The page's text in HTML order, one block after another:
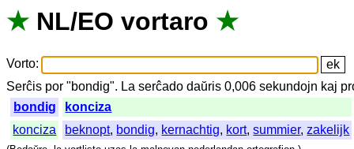
★ NL/EO vortaro ★
Vorto:
Serĉis por "bondig". La serĉado daŭris 0,006sekundojn kaj
bondig
konciza
konciza
beknopt, bondig, kernachtig, kort,summier,zakelijk